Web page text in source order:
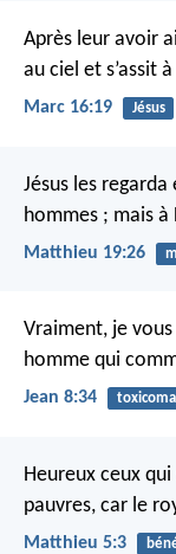
Après leur avoir
au ciel et s’assit
Marc 16:19 Jésus
Jésus les
hommes ; mais
Matthieu 19:26
Vraiment, je
homme qui
Jean 8:34
Heureux ceux
pauvres, car le
Matthieu 5:3